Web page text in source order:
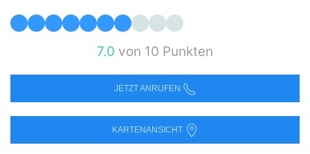
7.0 von 10 Punkten
JETZT ANRUFEN
KARTENANSICHT